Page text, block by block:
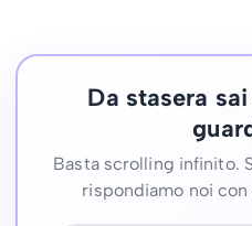
Da stasera
Basta scrolling infinito.
rispondiamo noi